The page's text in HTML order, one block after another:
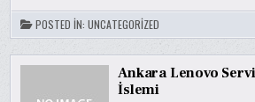
POSTED IN:UNCATEGORIZED
Ankara Lenovo
İslemi